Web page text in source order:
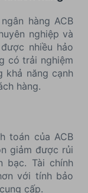
hàng ACB
nghiệp và
nhiều hảo
có trải nghiệm
khả năng cạnh
hàng.
toán của ACB
giảm được rủi
bạc. Tài chính
với tính bảo
cấp.